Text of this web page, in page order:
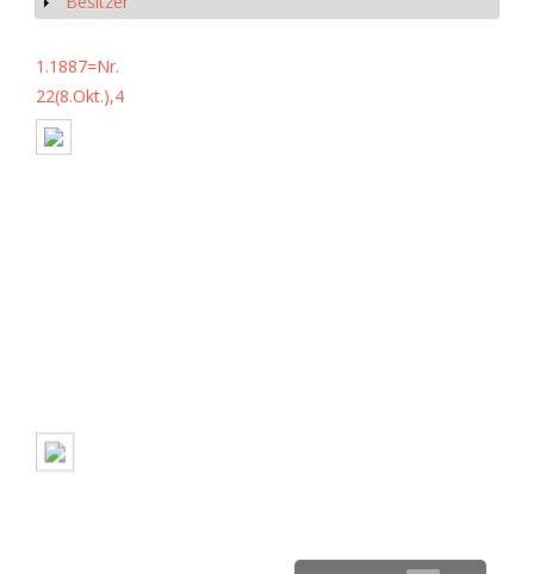
1.1887=Nr.
22(8.Okt.),4